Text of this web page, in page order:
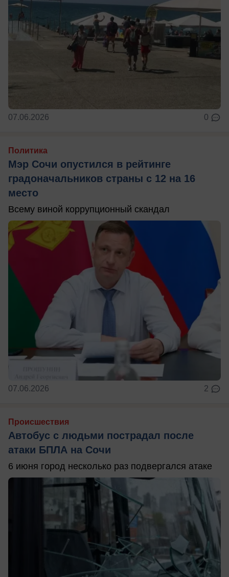
07.06.2026 0
Политика
Мэр Сочи опустился в рейтинге
градоначальников страны с 12 на 16
место
Всему виной коррупционный скандал
07.06.2026 2
Происшествия
Автобус с людьми пострадал после
атаки БПЛА на Сочи
6 июня город несколько раз подвергался атаке